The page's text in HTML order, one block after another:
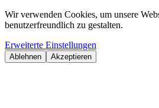
Wir verwenden Cookies, um unsere
benutzerfreundlich zu gestalten.
Erweiterte Einstellungen
Ablehnen Akzeptieren